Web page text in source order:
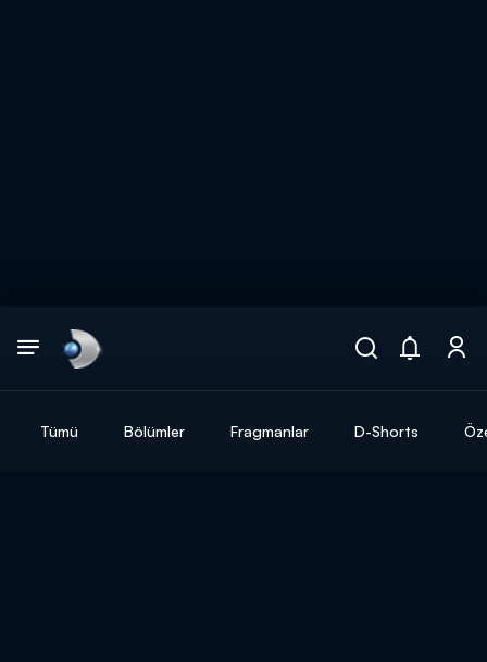
Tümü Bölümler Fragmanlar D-Shorts